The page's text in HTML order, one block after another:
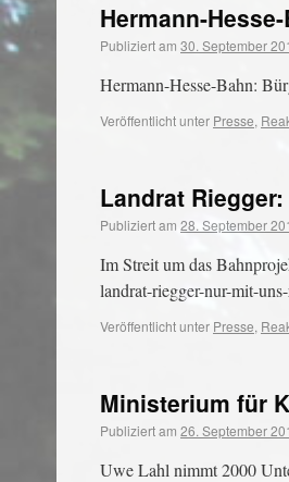
Hermann-
Publiziert am 30. September
Hermann-Hesse-Bahn:
Veröffentlicht unter Presse,
Landrat
Publiziert am 28. September
Im Streit um das
landrat-riegger-nur-mit-
Veröffentlicht unter Presse,
Ministerium für
Publiziert am 26. September
Uwe Lahl nimmt 2000